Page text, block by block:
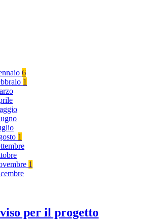
6
1
1
1
per il progetto